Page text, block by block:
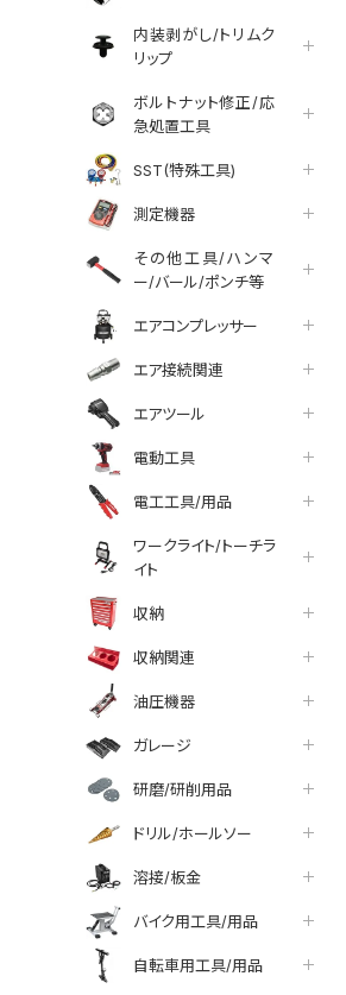
内装剥がし/トリムク
リップ
ボルトナット修正/応
急処置工具
SST(特殊工具)
測定機器
その他工具/ハンマ
ー/バール/ポンチ等
エアコンプレッサー
エア接続関連
エアツール
電動工具
電工工具/用品
ワークライト/トーチラ
イト
収納
収納関連
油圧機器
ガレージ
研磨/研削用品
ドリル/ホールソー
溶接/板金
バイク用工具/用品
自転車用工具/用品